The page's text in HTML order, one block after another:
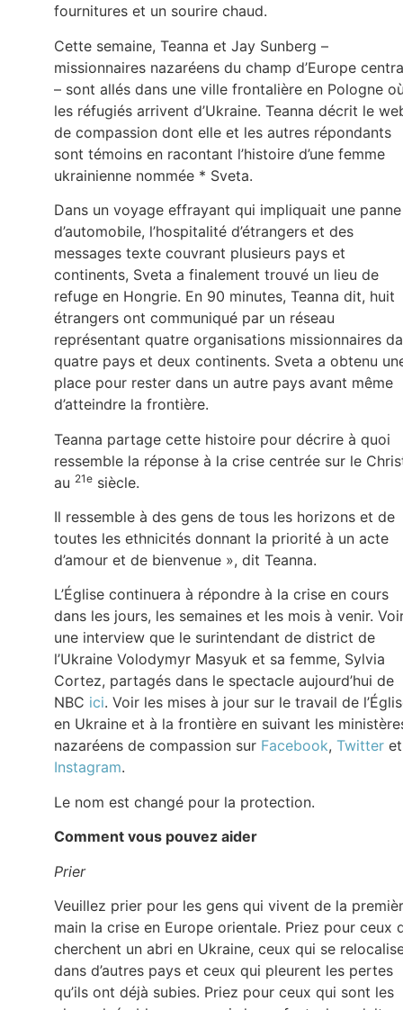
fournitures et un sourire chaud.
Cette semaine, Teanna et Jay Sunberg –
missionnaires nazaréens du champ d’Europe
– sont allés dans une ville frontalière en Pologne
les réfugiés arrivent d’Ukraine. Teanna décrit le
de compassion dont elle et les autres répondants
sont témoins en racontant l’histoire d’une femme
ukrainienne nommée * Sveta.
Dans un voyage effrayant qui impliquait une panne
d’automobile, l’hospitalité d’étrangers et des
messages texte couvrant plusieurs pays et
continents, Sveta a finalement trouvé un lieu de
refuge en Hongrie. En 90 minutes, Teanna dit, huit
étrangers ont communiqué par un réseau
représentant quatre organisations missionnaires
quatre pays et deux continents. Sveta a obtenu
place pour rester dans un autre pays avant même
d’atteindre la frontière.
Teanna partage cette histoire pour décrire à quoi
ressemble la réponse à la crise centrée sur le
au 21e siècle.
Il ressemble à des gens de tous les horizons et de
toutes les ethnicités donnant la priorité à un acte
d’amour et de bienvenue », dit Teanna.
L’Église continuera à répondre à la crise en cours
dans les jours, les semaines et les mois à venir.
une interview que le surintendant de district de
l’Ukraine Volodymyr Masyuk et sa femme, Sylvia
Cortez, partagés dans le spectacle aujourd’hui de
NBC ici. Voir les mises à jour sur le travail de
en Ukraine et à la frontière en suivant les
nazaréens de compassion sur Facebook, Twitter et
Instagram.
Le nom est changé pour la protection.
Comment vous pouvez aider
Prier
Veuillez prier pour les gens qui vivent de la
main la crise en Europe orientale. Priez pour ceux
cherchent un abri en Ukraine, ceux qui se
dans d’autres pays et ceux qui pleurent les pertes
qu’ils ont déjà subies. Priez pour ceux qui sont les